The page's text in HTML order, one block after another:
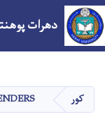
دهرات
کور